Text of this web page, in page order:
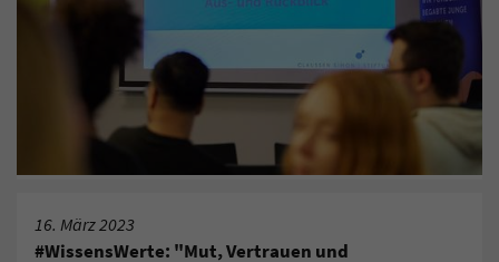
16. März 2023
#WissensWerte: "Mut, Vertrauen und